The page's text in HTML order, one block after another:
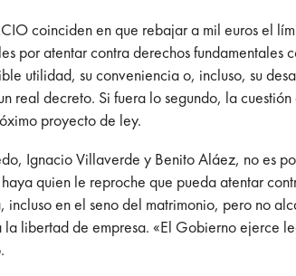
coinciden en que rebajar a mil euros el
por atentar contra derechos
utilidad, su conveniencia o, incluso, su
real decreto. Si fuera lo segundo, la
proyecto de ley.
Ignacio Villaverde y Benito Aláez, no es
quien le reproche que pueda atentar
en el seno del matrimonio, pero no
libertad de empresa. «El Gobierno ejerce